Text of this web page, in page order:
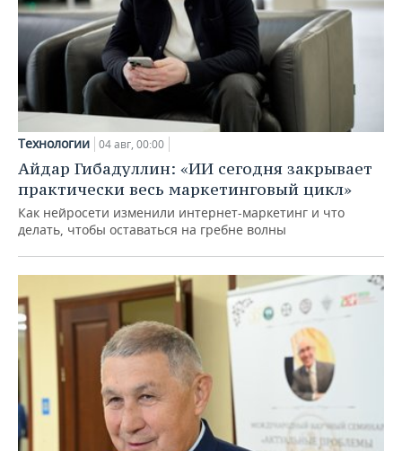
Технологии 04 авг, 00:00
Айдар Гибадуллин: «ИИ сегодня закрывает
практически весь маркетинговый цикл»
Как нейросети изменили интернет-маркетинг и что
делать, чтобы оставаться на гребне волны